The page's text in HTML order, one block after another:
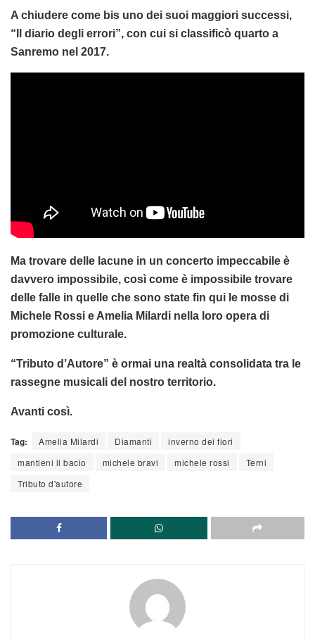
A chiudere come bis uno dei suoi maggiori successi,
“Il diario degli errori”, con cui si classificò quarto a
Sanremo nel 2017.
Ma trovare delle lacune in un concerto impeccabile è
davvero impossibile, così come è impossibile trovare
delle falle in quelle che sono state fin qui le mosse di
Michele Rossi e Amelia Milardi nella loro opera di
promozione culturale.
“Tributo d’Autore” è ormai una realtà consolidata tra le
rassegne musicali del nostro territorio.
Avanti così.
Tag: Amelia Milardi Diamanti
inverno dei fiori
mantieni il bacio
michele bravi michele rossi
Terni
Tributo d'autore